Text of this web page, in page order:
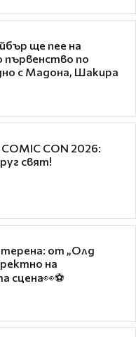
ще пее на
по
с Мадона, Шакира
COMIC CON 2026:
свят!
от „Олд
на
сцена👀⚽